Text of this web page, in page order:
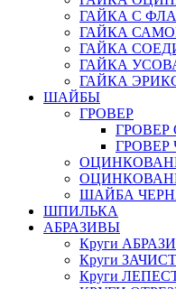
ГАЙКА С
ГАЙКА
ГАЙКА
ГАЙКА
ГАЙКА
ШАЙБЫ
ГРОВЕР
ГРОВЕР
ШАЙБА
ШПИЛЬКА
АБРАЗИВЫ
Круги
Круги
Круги